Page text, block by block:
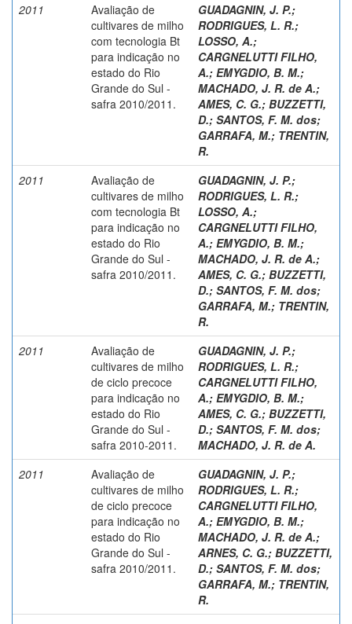
2011
Avaliação de
cultivares de milho
com tecnologia Bt
para indicação no
estado do Rio
Grande do Sul -
safra 2010/2011.
GUADAGNIN, J. P.;
RODRIGUES, L. R.;
LOSSO, A.;
CARGNELUTTI FILHO,
A.; EMYGDIO, B. M.;
MACHADO, J. R. de A.;
AMES, C. G.; BUZZETTI,
D.; SANTOS, F. M. dos;
GARRAFA, M.; TRENTIN,
R.
2011
Avaliação de
cultivares de milho
com tecnologia Bt
para indicação no
estado do Rio
Grande do Sul -
safra 2010/2011.
GUADAGNIN, J. P.;
RODRIGUES, L. R.;
LOSSO, A.;
CARGNELUTTI FILHO,
A.; EMYGDIO, B. M.;
MACHADO, J. R. de A.;
AMES, C. G.; BUZZETTI,
D.; SANTOS, F. M. dos;
GARRAFA, M.; TRENTIN,
R.
2011
Avaliação de
cultivares de milho
de ciclo precoce
para indicação no
estado do Rio
Grande do Sul -
safra 2010-2011.
GUADAGNIN, J. P.;
RODRIGUES, L. R.;
CARGNELUTTI FILHO,
A.; EMYGDIO, B. M.;
AMES, C. G.; BUZZETTI,
D.; SANTOS, F. M. dos;
MACHADO, J. R. de A.
2011
Avaliação de
cultivares de milho
de ciclo precoce
para indicação no
estado do Rio
Grande do Sul -
safra 2010/2011.
GUADAGNIN, J. P.;
RODRIGUES, L. R.;
CARGNELUTTI FILHO,
A.; EMYGDIO, B. M.;
MACHADO, J. R. de A.;
ARNES, C. G.; BUZZETTI,
D.; SANTOS, F. M. dos;
GARRAFA, M.; TRENTIN,
R.